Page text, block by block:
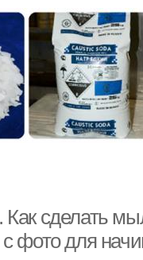
сделать
с фото для